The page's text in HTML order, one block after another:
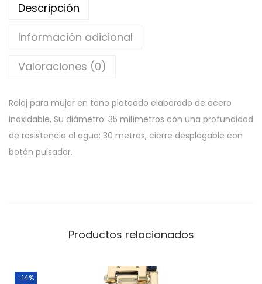
Descripción
Información adicional
Valoraciones (0)
Reloj para mujer en tono plateado elaborado de acero
inoxidable, Su diámetro: 35 milímetros con una profundidad
de resistencia al agua: 30 metros, cierre desplegable con
botón pulsador.
Productos relacionados
-14%